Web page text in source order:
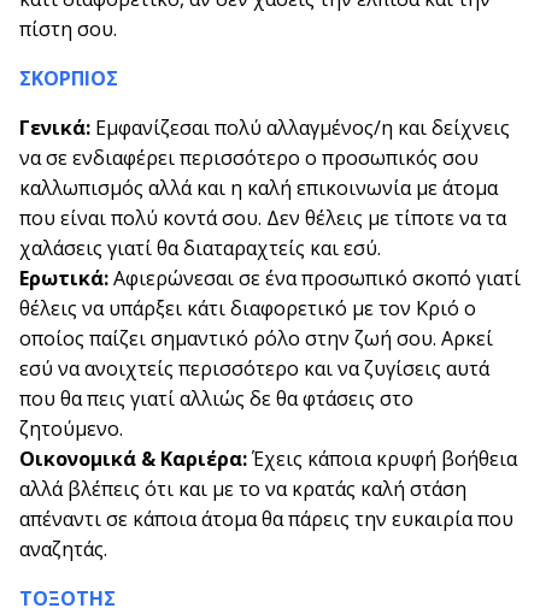
πίστη σου.
ΣΚΟΡΠΙΟΣ
Γενικά: Εμφανίζεσαι πολύ αλλαγμένος/η και δείχνεις
να σε ενδιαφέρει περισσότερο ο προσωπικός σου
καλλωπισμός αλλά και η καλή επικοινωνία με άτομα
που είναι πολύ κοντά σου. Δεν θέλεις με τίποτε να τα
χαλάσεις γιατί θα διαταραχτείς και εσύ.
Ερωτικά:Αφιερώνεσαι σε ένα προσωπικό σκοπό γιατί
θέλεις να υπάρξει κάτι διαφορετικό με τον Κριό ο
οποίος παίζει σημαντικό ρόλο στην ζωή σου. Αρκεί
εσύ να ανοιχτείς περισσότερο και να ζυγίσεις αυτά
που θα πεις γιατί αλλιώς δε θα φτάσεις στο
ζητούμενο.
Οικονομικά & Καριέρα:Έχεις κάποια κρυφή βοήθεια
αλλά βλέπεις ότι και με το να κρατάς καλή στάση
απέναντι σε κάποια άτομα θα πάρεις την ευκαιρία που
αναζητάς.
ΤΟΞΟΤΗΣ